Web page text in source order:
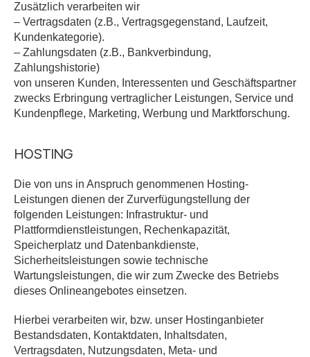
Zusätzlich verarbeiten wir
– Vertragsdaten (z.B., Vertragsgegenstand, Laufzeit,
Kundenkategorie).
– Zahlungsdaten (z.B., Bankverbindung,
Zahlungshistorie)
von unseren Kunden, Interessenten und Geschäftspartner
zwecks Erbringung vertraglicher Leistungen, Service und
Kundenpflege, Marketing, Werbung und Marktforschung.
HOSTING
Die von uns in Anspruch genommenen Hosting-
Leistungen dienen der Zurverfügungstellung der
folgenden Leistungen: Infrastruktur- und
Plattformdienstleistungen, Rechenkapazität,
Speicherplatz und Datenbankdienste,
Sicherheitsleistungen sowie technische
Wartungsleistungen, die wir zum Zwecke des Betriebs
dieses Onlineangebotes einsetzen.
Hierbei verarbeiten wir, bzw. unser Hostinganbieter
Bestandsdaten, Kontaktdaten, Inhaltsdaten,
Vertragsdaten, Nutzungsdaten, Meta- und